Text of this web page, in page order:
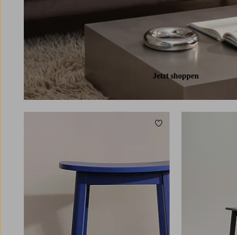
Jetzt shoppen
Zu Favoriten hinzufügen